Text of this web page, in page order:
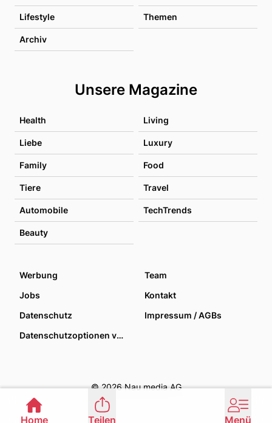
Lifestyle Themen
Archiv
Unsere Magazine
Health Living
Liebe Luxury
Family Food
Tiere Travel
Automobile TechTrends
Beauty
Werbung
Team
Jobs
Kontakt
Datenschutz
Impressum / AGBs
Datenschutzoptionen verwalten
© 2026 Nau media AG
Home Teilen Menü